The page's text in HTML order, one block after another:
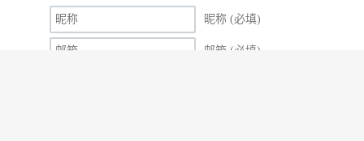
昵称 (必填)
邮箱 (必填)